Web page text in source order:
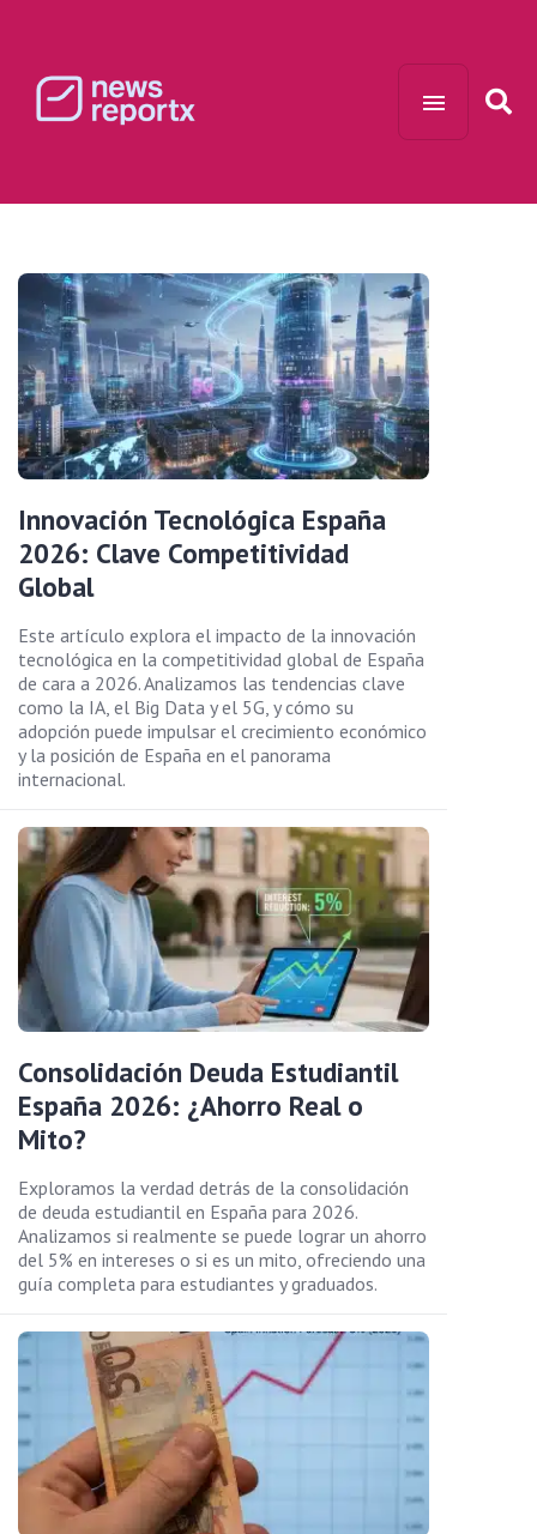
Innovación Tecnológica España
2026: Clave Competitividad
Global
Este artículo explora el impacto de la innovación
tecnológica en la competitividad global de España
de cara a 2026. Analizamos las tendencias clave
como la IA, el Big Data y el 5G, y cómo su
adopción puede impulsar el crecimiento económico
y la posición de España en el panorama
internacional.
Consolidación Deuda Estudiantil
España 2026: ¿Ahorro Real o
Mito?
Exploramos la verdad detrás de la consolidación
de deuda estudiantil en España para 2026.
Analizamos si realmente se puede lograr un ahorro
del 5% en intereses o si es un mito, ofreciendo una
guía completa para estudiantes y graduados.